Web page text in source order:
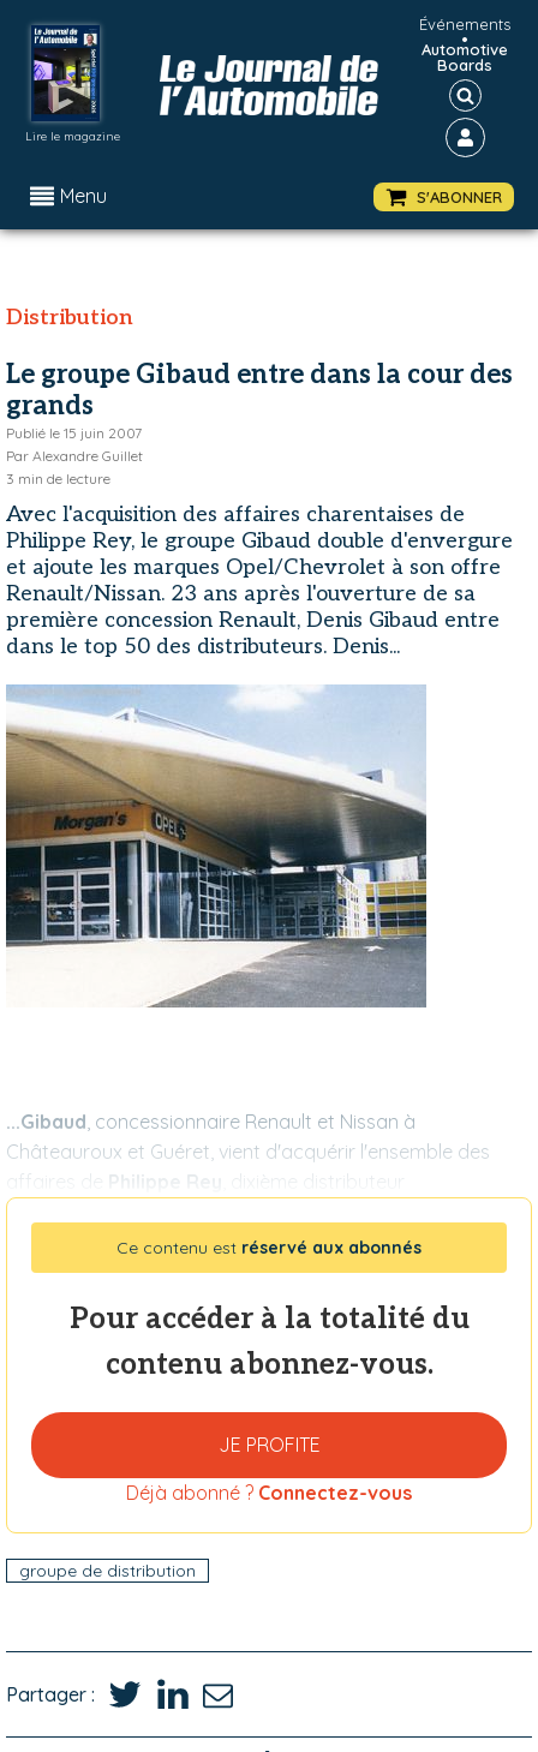
Lire le magazine
Événements
•
Automotive
Boards
Menu S'ABONNER
Distribution
Le groupe Gibaud entre dans la cour des
grands
Publié le 15 juin 2007
Par Alexandre Guillet
3 min de lecture
Avec l'acquisition des affaires charentaises de
Philippe Rey, le groupe Gibaud double d'envergure
et ajoute les marques Opel/Chevrolet à son offre
Renault/Nissan. 23 ans après l'ouverture de sa
première concession Renault, Denis Gibaud entre
dans le top 50 des distributeurs. Denis...
...Gibaud, concessionnaire Renault et Nissan à
Châteauroux et Guéret, vient d'acquérir l'ensemble des
affaires de Philippe Rey
Ce contenu est réservé aux abonnés
Pour accéder à la totalité du
contenu abonnez-vous.
JE PROFITE
Déjà abonné ? Connectez-vous
groupe de distribution
Partager :